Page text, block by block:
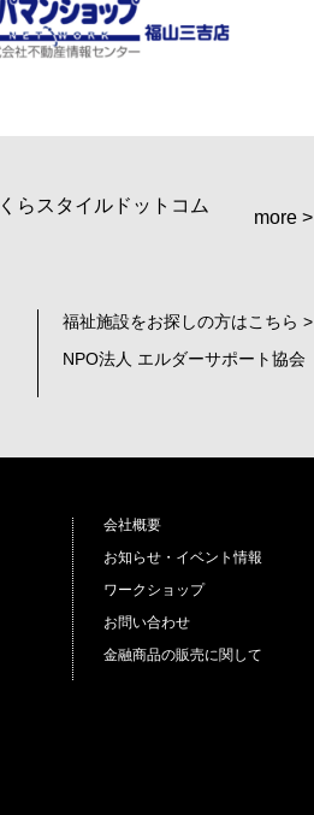
more >
福祉施設をお探しの方はこちら >
NPO法人 エルダーサポート協会
会社概要
お知らせ・イベント情報
ワークショップ
お問い合わせ
金融商品の販売に関して